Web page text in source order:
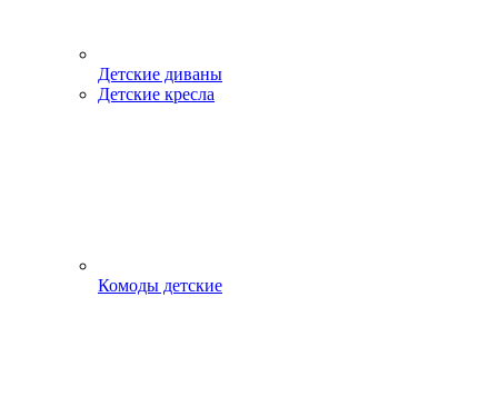
Детские диваны
Детские кресла
Комоды детские